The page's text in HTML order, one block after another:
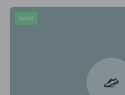
leicht